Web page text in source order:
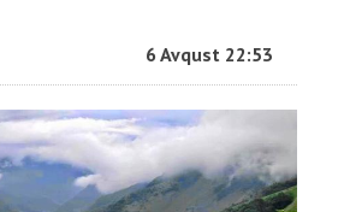
6 Avqust 22:53